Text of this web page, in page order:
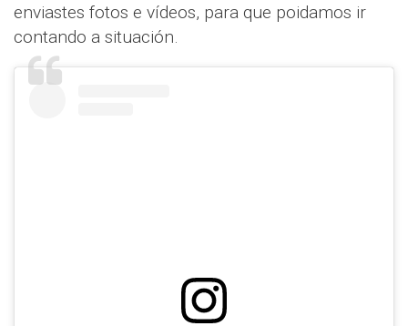
enviastes fotos e vídeos, para que poidamos ir
contando a situación.